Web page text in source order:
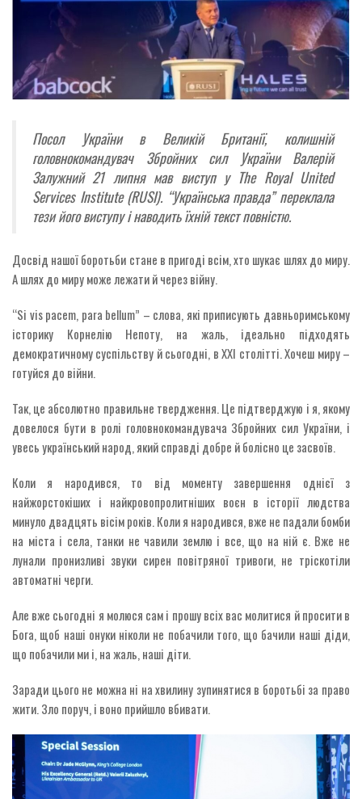
Посол України в Великій Британії, колишній
головнокомандувач Збройних сил України Валерій
Залужний 21 липня мав виступ у The Royal United
Services Institute (RUSI). “Українська правда” переклала
тези його виступу і наводить їхній текст повністю.
Досвід нашої боротьби стане в пригоді всім, хто шукає шлях до миру.
А шлях до миру може лежати й через війну.
“Si vis pacem, para bellum” – слова, які приписують давньоримському
історику Корнелію Непоту, на жаль, ідеально підходять
демократичному суспільству й сьогодні, в ХХІ столітті. Хочеш миру –
готуйся до війни.
Так, це абсолютно правильне твердження. Це підтверджую і я, якому
довелося бути в ролі головнокомандувача Збройних сил України, і
увесь український народ, який справді добре й болісно це засвоїв.
Коли я народився, то від моменту завершення однієї з
найжорстокіших і найкровопролитніших воєн в історії людства
минуло двадцять вісім років. Коли я народився, вже не падали бомби
на міста і села, танки не чавили землю і все, що на ній є. Вже не
лунали пронизливі звуки сирен повітряної тривоги, не тріскотіли
автоматні черги.
Але вже сьогодні я молюся сам і прошу всіх вас молитися й просити в
Бога, щоб наші онуки ніколи не побачили того, що бачили наші діди,
що побачили ми і, на жаль, наші діти.
Заради цього не можна ні на хвилину зупинятися в боротьбі за право
жити. Зло поруч, і воно прийшло вбивати.